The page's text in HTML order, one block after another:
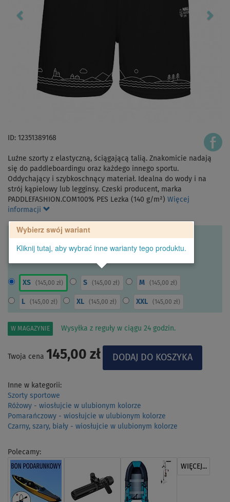
ID: 12351389168
Luźne szorty z elastyczną, ściągającą talią. Znakomicie nadają
się do paddleboardingu oraz każdego innego sportu.
Oddychający i szybkoschnący materiał. Idealna do wody i na
strój kąpielowy lub legginsy. Czeski producent, marka
PADDLEFASHION.COM100% PES Lezka (140 g/m²) Więcej
informacji
Wybierz swój wariant
Kliknij tutaj, aby wybrać inne warianty tego produktu.
XS ( 145,00 zł) S ( 145,00 zł) M ( 145,00 zł)
L ( 145,00 zł) XL ( 145,00 zł) XXL ( 145,00 zł)
W MAGAZYNIE Wysyłka z reguły w ciągu 24 godzin.
Twoja cena 145,00 zł
Inne w kategorii:
Szorty sportowe
Różowy - wiosłujcie w ulubionym kolorze
Pomarańczowy - wiosłujcie w ulubionym kolorze
Czarny, szary, biały - wiosłujcie w ulubionym kolorze
Polecamy:
WIĘCEJ...